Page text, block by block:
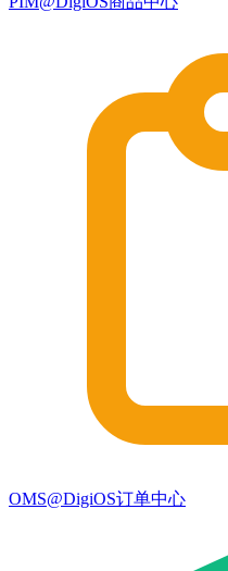
OMS@DigiOS订单中心